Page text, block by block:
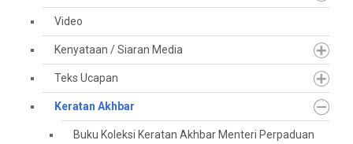
Video
Kenyataan / Siaran Media
Teks Ucapan
Keratan Akhbar
Buku Koleksi Keratan Akhbar Menteri Perpaduan